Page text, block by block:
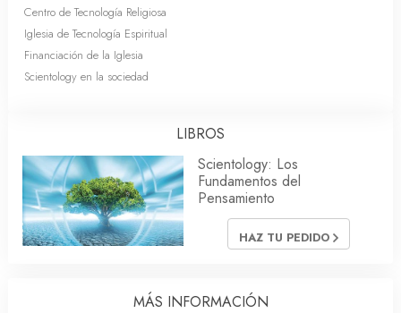
Centro de Tecnología Religiosa
Iglesia de Tecnología Espiritual
Financiación de la Iglesia
Scientology en la sociedad
LIBROS
Scientology: Los
Fundamentos del
Pensamiento
HAZ TU PEDIDO
MÁS INFORMACIÓN